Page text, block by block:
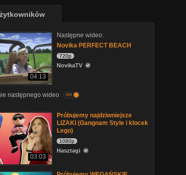
04:13
Następne wideo:
Novika PERFECT BEACH
720p
NovikaTV
następnego wideo on
03:03
Próbujemy najdziwniejsze
LIZAKI (Gangnam Style i klocek
Lego)
1080p
Hasztagi